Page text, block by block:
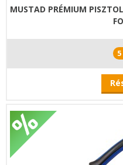
MUSTAD PRÉMIUM